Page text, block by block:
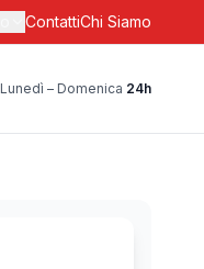
ContattiChi Siamo
Lunedì – Domenica 24h